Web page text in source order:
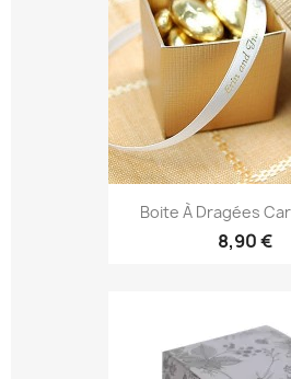
Boite À Dragées
8,90 €